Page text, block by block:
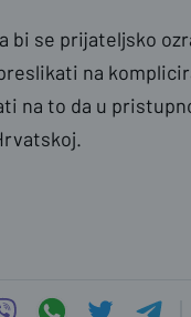
bi se prijateljsko
na
na to da u